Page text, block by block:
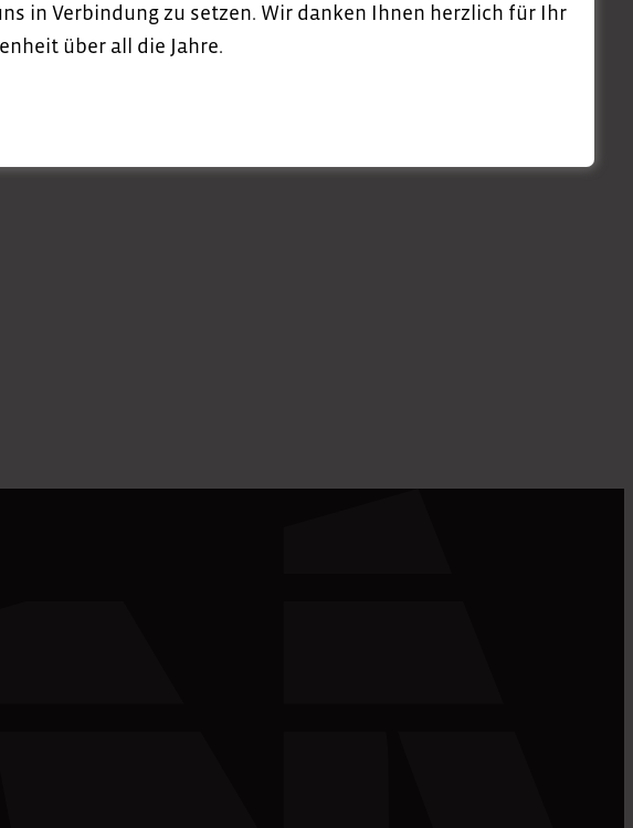
noch an die Ausstellung "Kleidergeschichten", die 2022 auf
Angefüllt mit alten und neuen ...
in Verbindung zu setzen. Wir danken Ihnen herzlich für Ihr
über all die Jahre.